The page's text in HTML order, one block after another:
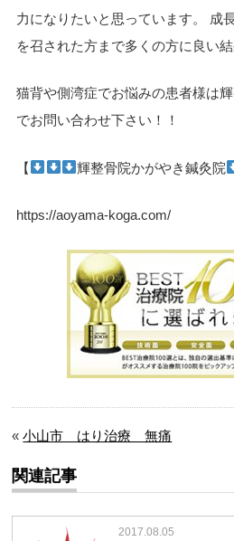
力になりたいと思っています。 成
を召された方まで多くの方に良い結
猫背や側湾症でお悩みの患者様は
でお問い合わせ下さい！！
【 輝整骨院かがやき鍼灸院
https://aoyama-koga.com/
«小山市 はり治療 無痛
関連記事
2017.08.05